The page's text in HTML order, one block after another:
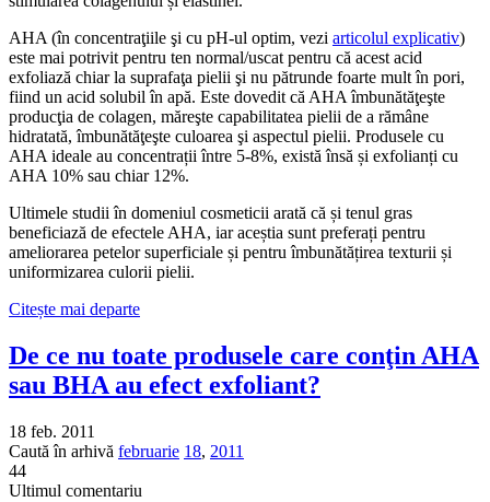
AHA (în concentraţiile şi cu pH-ul optim, vezi articolul explicativ)
este mai potrivit pentru ten normal/uscat pentru că acest acid
exfoliază chiar la suprafaţa pielii şi nu pătrunde foarte mult în pori,
fiind un acid solubil în apă. Este dovedit că AHA îmbunătăţeşte
producţia de colagen, măreşte capabilitatea pielii de a rămâne
hidratată, îmbunătăţeşte culoarea şi aspectul pielii. Produsele cu
AHA ideale au concentrații între 5-8%, există însă și exfolianți cu
AHA 10% sau chiar 12%.
Ultimele studii în domeniul cosmeticii arată că și tenul gras
beneficiază de efectele AHA, iar aceștia sunt preferați pentru
ameliorarea petelor superficiale și pentru îmbunătățirea texturii și
uniformizarea culorii pielii.
Citește mai departe
De ce nu toate produsele care conţin AHA
sau BHA au efect exfoliant?
18 feb. 2011
Caută în arhivă februarie 18, 2011
44
Ultimul comentariu